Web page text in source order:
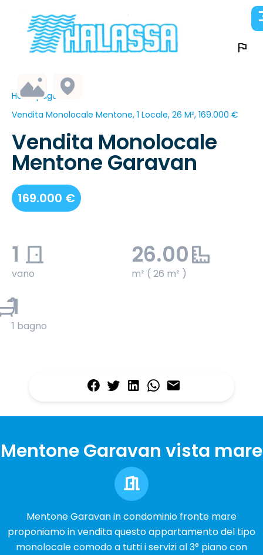
Homepage
Vendita Monolocale Mentone, 1 Locale, 26 M², 169.000 €
Vendita Monolocale
Mentone Garavan
169.000 €
1
vano
26.00
m² ( 26 m² )
1
1 bagno
Mentone Garavan vista mare
Mentone Garavan in condominio fronte mare
proponiamo in vendita questo appartamento del tipo
monolocale comodo a tutti i servizi al 3° piano con